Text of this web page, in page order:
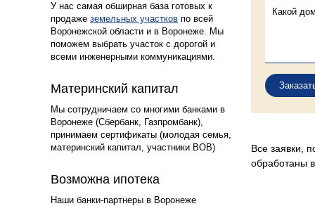
У нас самая обширная база готовых к
продаже земельных участков по всей
Воронежской области и в Воронеже. Мы
поможем выбрать участок с дорогой и
всеми инженерными коммуникациями.
Материнский капитал
Мы сотрудничаем со многими банками в
Воронеже (Сбербанк, Газпромбанк),
принимаем сертификаты (молодая семья,
материнский капитал, участники ВОВ)
Возможна ипотека
Наши банки-партнеры в Воронеже
Все заявки,
обработаны